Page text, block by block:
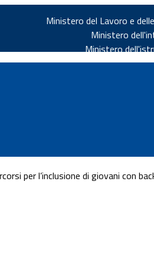
Ministero del Lavoro e
Ministero
Ministero
per l’inclusione di giovani con